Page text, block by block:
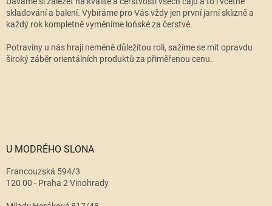
skladování a balení. Vybíráme pro Vás vždy jen první jarní sklizně a
každý rok kompletně vyměníme loňské za čerstvé.
Potraviny u nás hrají neméně důležitou roli, sažíme se mít opravdu
široký záběr orientálních produktů za přiměřenou cenu.
U MODRÉHO SLONA
Francouzská 594/3
120 00 - Praha 2 Vinohrady